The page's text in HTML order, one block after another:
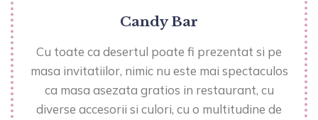
Candy Bar
Cu toate ca desertul poate fi prezentat si pe
masa invitatiilor, nimic nu este mai spectaculos
ca masa asezata gratios in restaurant, cu
diverse accesorii si culori, cu o multitudine de